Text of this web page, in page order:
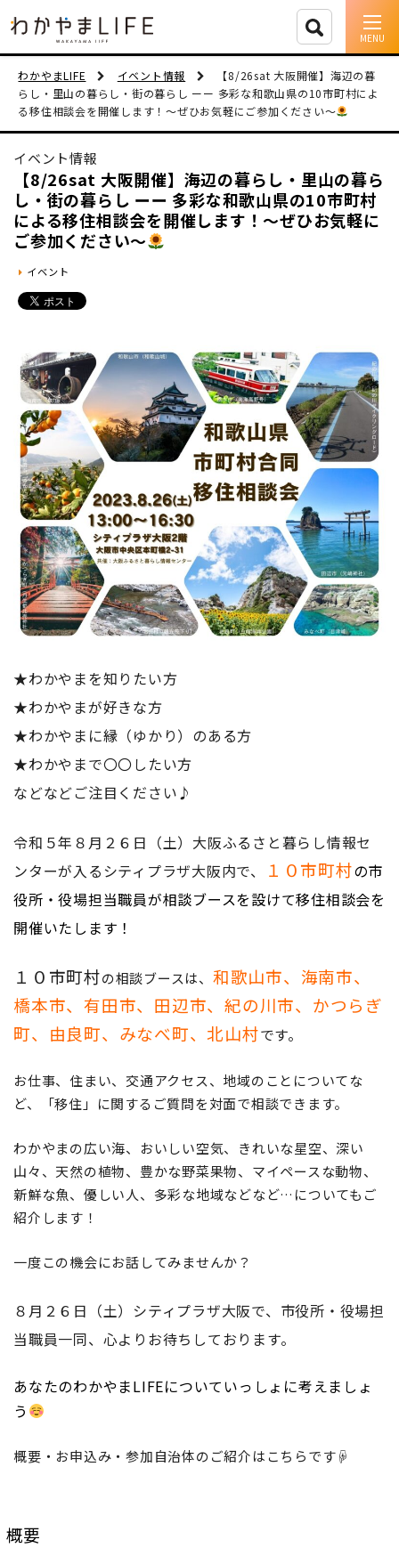
イベント情報
移住支援
しごと
動画
地域おこし協力隊
わかやまLIFE イベント情報
【8/26sat 大阪開催】海辺の暮
らし・里山の暮らし・街の暮らし ーー 多彩な和歌山県の10市町村によ
る移住相談会を開催します！〜ぜひお気軽にご参加ください〜
イベント情報
【8/26sat 大阪開催】海辺の暮らし・里山の暮ら
し・街の暮らし ーー 多彩な和歌山県の10市町村
による移住相談会を開催します！〜ぜひお気軽に
ご参加ください〜
イベント
★わかやまを知りたい方
★わかやまが好きな方
★わかやまに縁（ゆかり）のある方
★わかやまで〇〇したい方
などなどご注目ください♪
令和５年８月２６日（土）大阪ふるさと暮らし情報セ
ンターが入るシティプラザ大阪内で、
１０市町村の市
役所・役場担当職員が相談ブースを設けて移住相談会を
開催いたします！
１０市町村の相談ブースは、 和歌山市、海南市、
橋本市、有田市、田辺市、紀の川市、かつらぎ
町、由良町、みなべ町、北山村です。
お仕事、住まい、交通アクセス、地域のことについてな
ど、「移住」に関するご質問を対面で相談できます。
わかやまの広い海、おいしい空気、きれいな星空、深い
山々、天然の植物、豊かな野菜果物、マイペースな動物、
新鮮な魚、優しい人、多彩な地域などなど…についてもご
紹介します！
一度この機会にお話してみませんか？
８月２６日（土）シティプラザ大阪で、市役所・役場担
当職員一同、心よりお待ちしております。
あなたのわかやまLIFEについていっしょに考えましょ
う
概要・お申込み・参加自治体のご紹介はこちらです☟
概要